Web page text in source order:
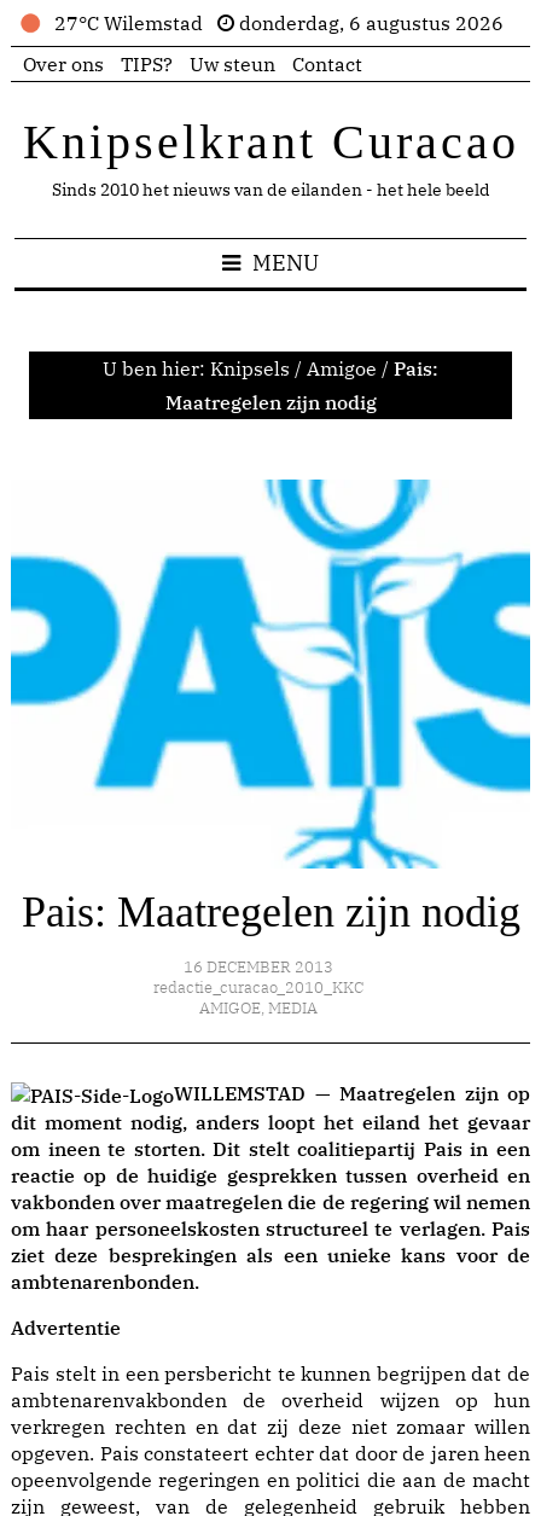
27°C Wilemstad
donderdag, 6 augustus 2026
Over ons
TIPS? Uw steun Contact
Knipselkrant Curacao
Sinds 2010 het nieuws van de eilanden - het hele beeld
MENU
U ben hier: Knipsels / Amigoe / Pais:
Maatregelen zijn nodig
Pais: Maatregelen zijn nodig
16 DECEMBER 2013
redactie_curacao_2010_KKC
AMIGOE, MEDIA
WILLEMSTAD — Maatregelen zijn op
dit moment nodig, anders loopt het eiland het gevaar
om ineen te storten. Dit stelt coalitiepartij Pais in een
reactie op de huidige gesprekken tussen overheid en
vakbonden over maatregelen die de regering wil nemen
om haar personeelskosten structureel te verlagen. Pais
ziet deze besprekingen als een unieke kans voor de
ambtenarenbonden.
Advertentie
Pais stelt in een persbericht te kunnen begrijpen dat de
ambtenarenvakbonden de overheid wijzen op hun
verkregen rechten en dat zij deze niet zomaar willen
opgeven. Pais constateert echter dat door de jaren heen
opeenvolgende regeringen en politici die aan de macht
zijn geweest, van de gelegenheid gebruik hebben